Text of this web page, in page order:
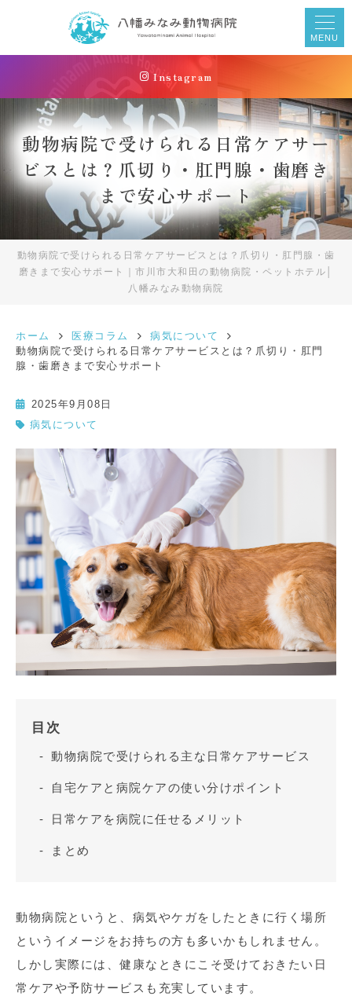
MENU
Instagram
動物病院で受けられる日常ケアサー
ビスとは？爪切り・肛門腺・歯磨き
まで安心サポート
動物病院で受けられる日常ケアサービスとは？爪切り・肛門腺・歯
磨きまで安心サポート｜市川市大和田の動物病院・ペットホテル│
八幡みなみ動物病院
ホーム 医療コラム
病気について
動物病院で受けられる日常ケアサービスとは？爪切り・肛門
腺・歯磨きまで安心サポート
2025年9月08日
病気について
目次
動物病院で受けられる主な日常ケアサービス
自宅ケアと病院ケアの使い分けポイント
日常ケアを病院に任せるメリット
まとめ
動物病院というと、病気やケガをしたときに行く場所
というイメージをお持ちの方も多いかもしれません。
しかし実際には、健康なときにこそ受けておきたい日
常ケアや予防サービスも充実しています。